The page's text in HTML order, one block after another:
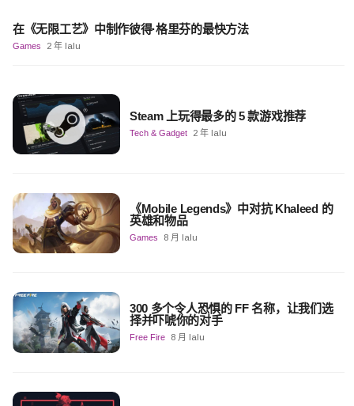
在《无限工艺》中制作彼得·格里芬的最快方法
Games 2 年 lalu
Steam 上玩得最多的 5 款游戏推荐
Tech & Gadget 2 年 lalu
《Mobile Legends》中对抗 Khaleed 的
英雄和物品
Games 8 月 lalu
300 多个令人恐惧的 FF 名称，让我们选
择并吓唬你的对手
Free Fire 8 月 lalu